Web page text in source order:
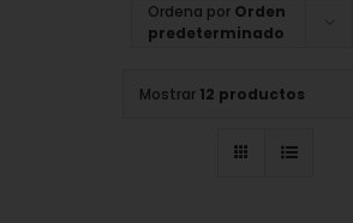
Ordena por Orden
predeterminado
Mostrar 12 productos